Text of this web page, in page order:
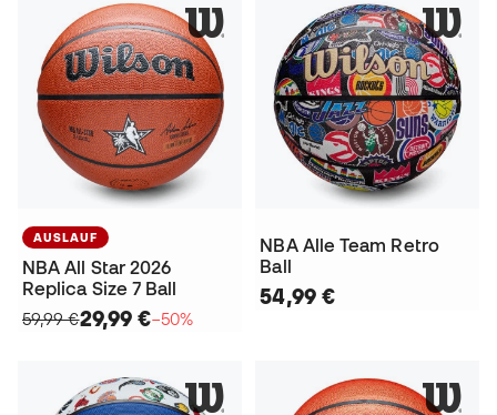
AUSLAUF
NBA All Star 2026
Replica Size 7 Ball
59,99 €29,99 €−50%
NBA Alle Team Retro
Ball
54,99 €